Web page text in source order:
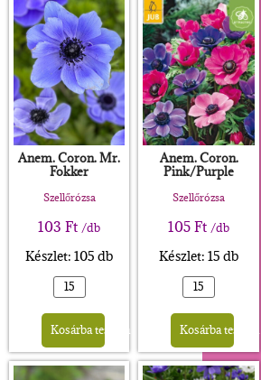
Anem. Coron. Mr.
Fokker
Szellőrózsa
103Ft /db
Készlet: 105 db
Kosárba teszem
Alternative:
Anem. Coron.
Pink/Purple
Szellőrózsa
105Ft /db
Készlet: 15 db
Kosárba teszem